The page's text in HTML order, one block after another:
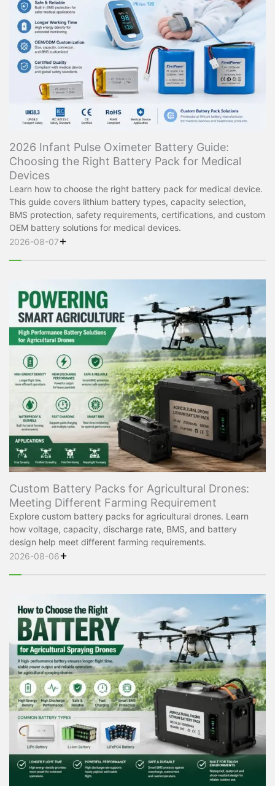
2026 Infant Pulse Oximeter Battery Guide:
Choosing the Right Battery Pack for Medical
Devices
Learn how to choose the right battery pack for medical device.
This guide covers lithium battery types, capacity selection,
BMS protection, safety requirements, certifications, and custom
OEM battery solutions for medical devices.
2026-08-07+
Custom Battery Packs for Agricultural Drones:
Meeting Different Farming Requirement
Explore custom battery packs for agricultural drones. Learn
how voltage, capacity, discharge rate, BMS, and battery
design help meet different farming requirements.
2026-08-06+